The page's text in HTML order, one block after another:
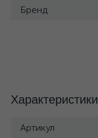
Бренд
Характеристики
Артикул